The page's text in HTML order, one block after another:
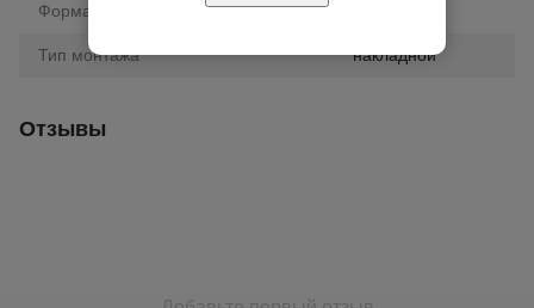
Форма светильника
Тип монтажа накладной
Отзывы